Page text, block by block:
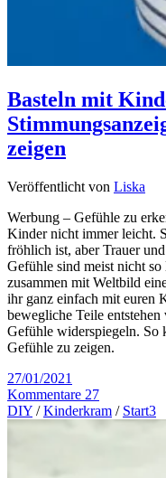
Basteln mit
zeigen
Veröffentlicht von Liska
Werbung – Gefühle zu
Kinder nicht immer leicht.
fröhlich ist, aber Trauer
Gefühle sind meist nicht
zusammen mit Weltbild
ihr ganz einfach mit euren
bewegliche Teile entstehen
Gefühle widerspiegeln. So
Gefühle zu zeigen.
27/01/2021
Kommentare 27
DIY /Kinderkram / Start3